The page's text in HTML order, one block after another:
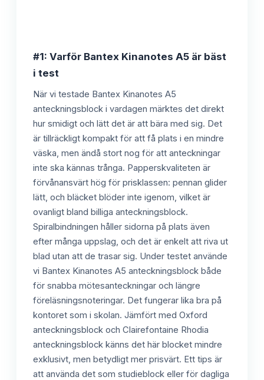
#1: Varför Bantex Kinanotes A5 är bäst
i test
När vi testade Bantex Kinanotes A5
anteckningsblock i vardagen märktes det direkt
hur smidigt och lätt det är att bära med sig. Det
är tillräckligt kompakt för att få plats i en mindre
väska, men ändå stort nog för att anteckningar
inte ska kännas trånga. Papperskvaliteten är
förvånansvärt hög för prisklassen: pennan glider
lätt, och bläcket blöder inte igenom, vilket är
ovanligt bland billiga anteckningsblock.
Spiralbindningen håller sidorna på plats även
efter många uppslag, och det är enkelt att riva ut
blad utan att de trasar sig. Under testet använde
vi Bantex Kinanotes A5 anteckningsblock både
för snabba mötesanteckningar och längre
föreläsningsnoteringar. Det fungerar lika bra på
kontoret som i skolan. Jämfört med Oxford
anteckningsblock och Clairefontaine Rhodia
anteckningsblock känns det här blocket mindre
exklusivt, men betydligt mer prisvärt. Ett tips är
att använda det som studieblock eller för dagliga